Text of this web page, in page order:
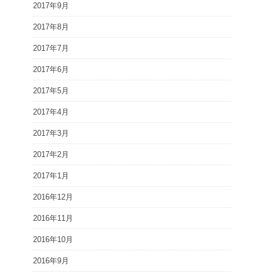
2017年9月
2017年8月
2017年7月
2017年6月
2017年5月
2017年4月
2017年3月
2017年2月
2017年1月
2016年12月
2016年11月
2016年10月
2016年9月